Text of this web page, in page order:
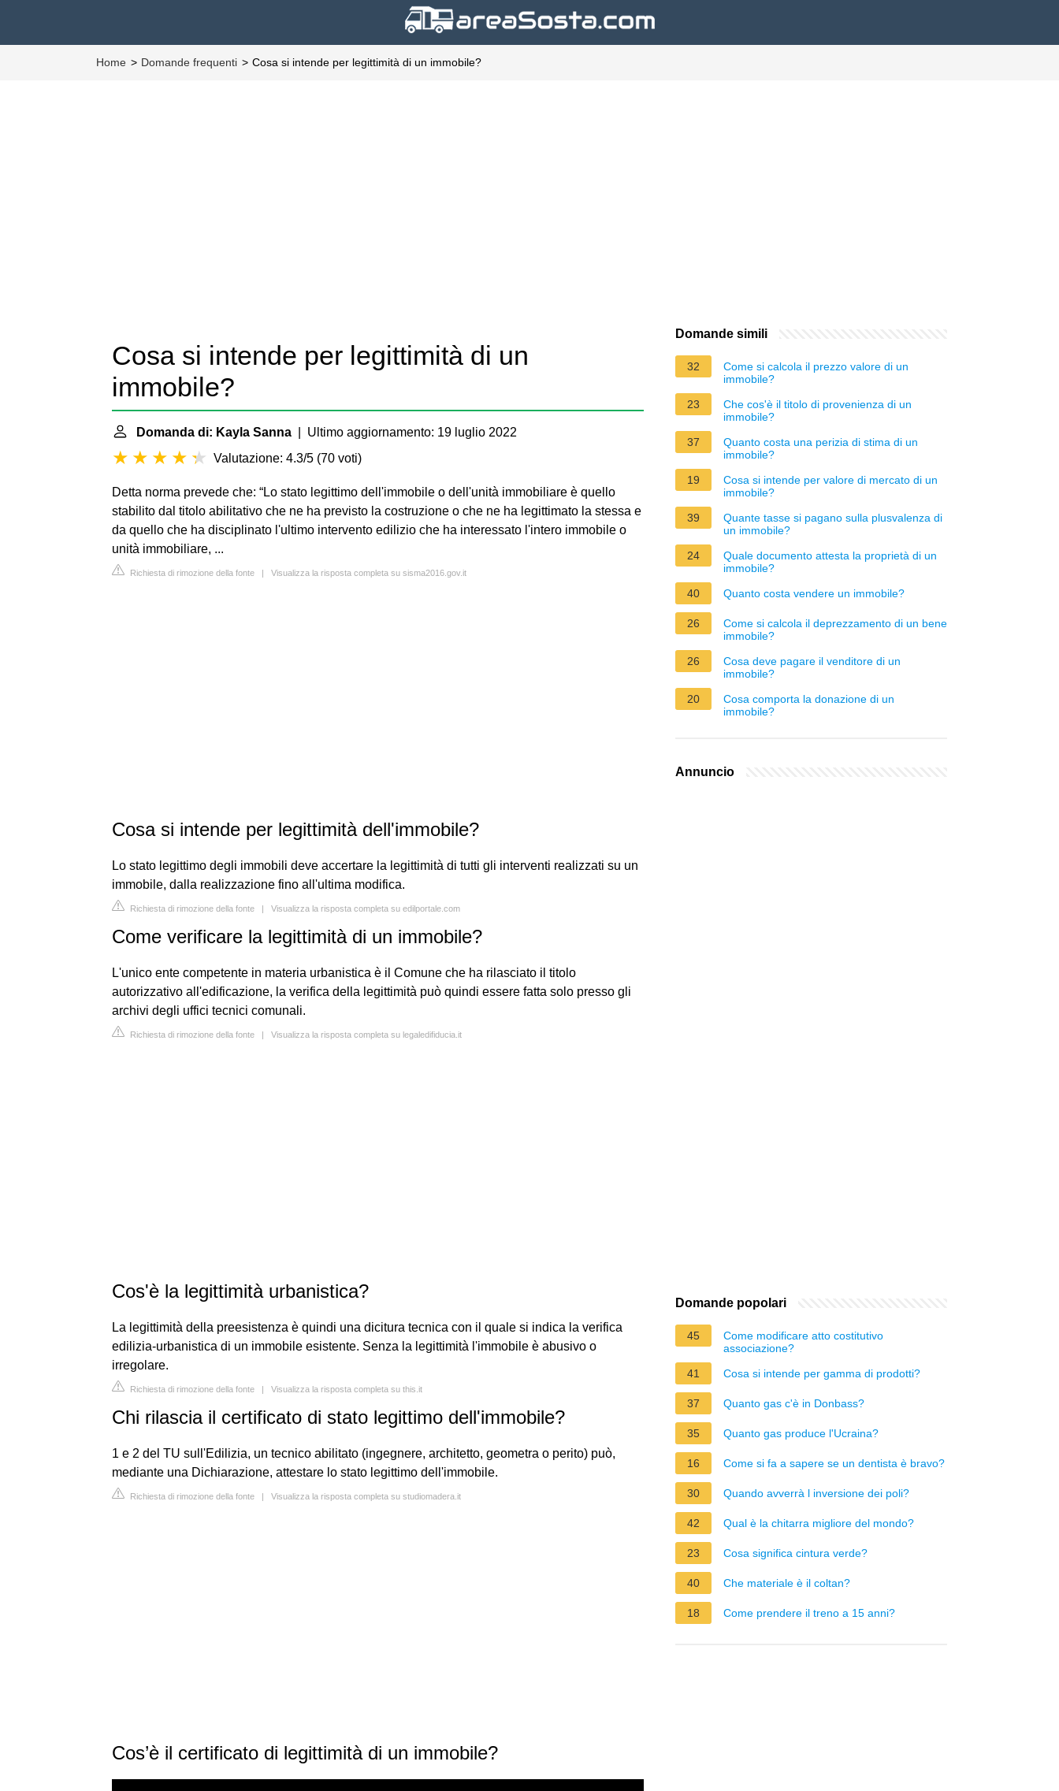
Home Domande frequenti Cosa si intende per legittimità di un immobile?
Cosa si intende per legittimità di un
immobile?
Domanda di: Kayla Sanna | Ultimo aggiornamento: 19 luglio 2022
Valutazione: 4.3/5 (70 voti)
Detta norma prevede che: “Lo stato legittimo dell'immobile o dell'unità immobiliare è quello
stabilito dal titolo abilitativo che ne ha previsto la costruzione o che ne ha legittimato la stessa e
da quello che ha disciplinato l'ultimo intervento edilizio che ha interessato l'intero immobile o
unità immobiliare, ...
Richiesta di rimozione della fonte | Visualizza la risposta completa su sisma2016.gov.it
Cosa si intende per legittimità dell'immobile?
Lo stato legittimo degli immobili deve accertare la legittimità di tutti gli interventi realizzati su un
immobile, dalla realizzazione fino all'ultima modifica.
Richiesta di rimozione della fonte | Visualizza la risposta completa su edilportale.com
Come verificare la legittimità di un immobile?
L'unico ente competente in materia urbanistica è il Comune che ha rilasciato il titolo
autorizzativo all'edificazione, la verifica della legittimità può quindi essere fatta solo presso gli
archivi degli uffici tecnici comunali.
Richiesta di rimozione della fonte | Visualizza la risposta completa su legaledifiducia.it
Cos'è la legittimità urbanistica?
La legittimità della preesistenza è quindi una dicitura tecnica con il quale si indica la verifica
edilizia-urbanistica di un immobile esistente. Senza la legittimità l'immobile è abusivo o
irregolare.
Richiesta di rimozione della fonte | Visualizza la risposta completa su this.it
Chi rilascia il certificato di stato legittimo dell'immobile?
1 e 2 del TU sull'Edilizia, un tecnico abilitato (ingegnere, architetto, geometra o perito) può,
mediante una Dichiarazione, attestare lo stato legittimo dell'immobile.
Richiesta di rimozione della fonte | Visualizza la risposta completa su studiomadera.it
Cos’è il certificato di legittimità di un immobile?
Domande simili
32
Come si calcola il prezzo valore di un
immobile?
23
Che cos'è il titolo di provenienza di un
immobile?
37
Quanto costa una perizia di stima di un
immobile?
19
Cosa si intende per valore di mercato di un
immobile?
39
Quante tasse si pagano sulla plusvalenza di
un immobile?
24
Quale documento attesta la proprietà di un
immobile?
40
Quanto costa vendere un immobile?
26
Come si calcola il deprezzamento di un bene
immobile?
26
Cosa deve pagare il venditore di un
immobile?
20
Cosa comporta la donazione di un
immobile?
Annuncio
Domande popolari
45
Come modificare atto costitutivo
associazione?
41
Cosa si intende per gamma di prodotti?
37 Quanto gas c'è in Donbass?
35 Quanto gas produce l'Ucraina?
16 Come si fa a sapere se un dentista è bravo?
30 Quando avverrà l inversione dei poli?
42 Qual è la chitarra migliore del mondo?
23 Cosa significa cintura verde?
40 Che materiale è il coltan?
18 Come prendere il treno a 15 anni?